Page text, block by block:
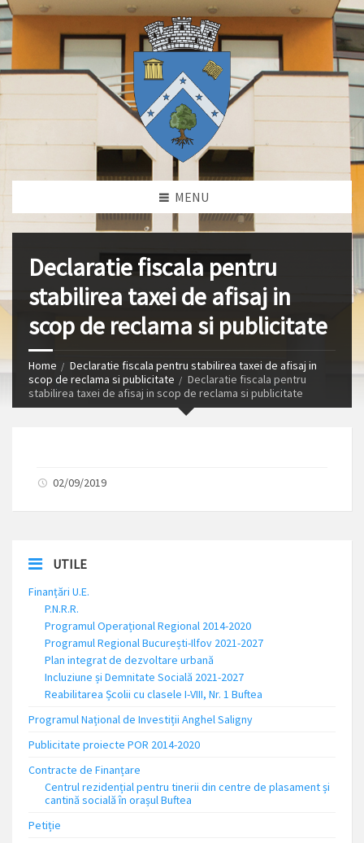
MENU
Declaratie fiscala pentru
stabilirea taxei de afisaj in
scop de reclama si publicitate
Home
Declaratie fiscala pentru stabilirea taxei de afisaj in
scop de reclama si publicitate
Declaratie fiscala pentru
stabilirea taxei de afisaj in scop de reclama si publicitate
02/09/2019
UTILE
Finanțări U.E.
P.N.R.R.
Programul Operațional Regional 2014-2020
Programul Regional București-Ilfov 2021-2027
Plan integrat de dezvoltare urbană
Incluziune și Demnitate Socială 2021-2027
Reabilitarea Școlii cu clasele I-VIII, Nr. 1 Buftea
Programul Național de Investiții Anghel Saligny
Publicitate proiecte POR 2014-2020
Contracte de Finanțare
Centrul rezidențial pentru tinerii din centre de plasament și
cantină socială în orașul Buftea
Petiție